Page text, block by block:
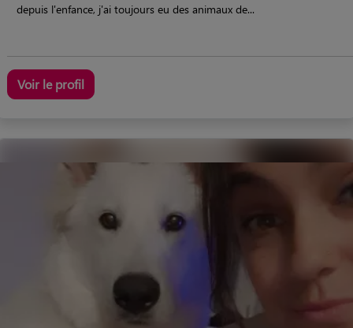
depuis l'enfance, j'ai toujours eu des animaux de...
Voir le profil